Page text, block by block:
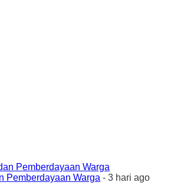
Pemberdayaan Warga - 3 hari ago